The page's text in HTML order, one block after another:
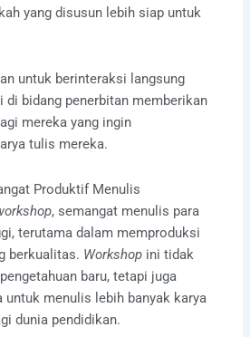
yang disusun lebih siap untuk
untuk berinteraksi langsung
di bidang penerbitan memberikan
mereka yang ingin
tulis mereka.
Produktif Menulis
, semangat menulis para
terutama dalam memproduksi
berkualitas. Workshop ini tidak
baru, tetapi juga
menulis lebih banyak karya
dunia pendidikan.